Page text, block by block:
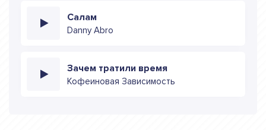
Салам
Danny Abro
Зачем тратили время
Кофеиновая Зависимость